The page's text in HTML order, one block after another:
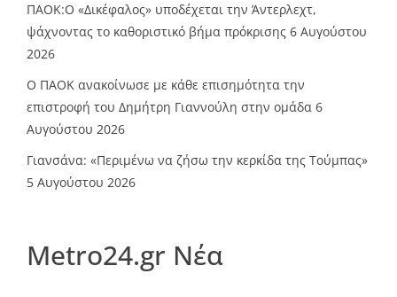
ΠΑΟΚ:Ο «Δικέφαλος» υποδέχεται την Άντερλεχτ,
ψάχνοντας το καθοριστικό βήμα πρόκρισης 6 Αυγούστου
2026
Ο ΠΑΟΚ ανακοίνωσε με κάθε επισημότητα την
επιστροφή του Δημήτρη Γιαννούλη στην ομάδα 6
Αυγούστου 2026
Γιανσάνα: «Περιμένω να ζήσω την κερκίδα της Τούμπας»
5 Αυγούστου 2026
Metro24.gr Νέα